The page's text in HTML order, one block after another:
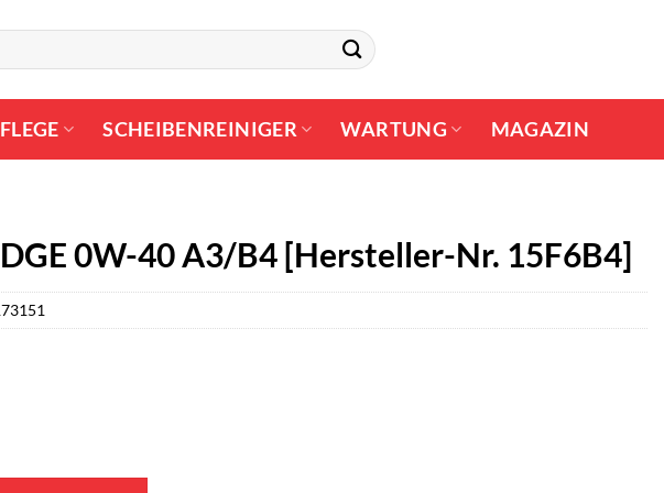
SCHEIBENREINIGER WARTUNG MAGAZIN
0W-40 A3/B4 [Hersteller-Nr. 15F6B4]